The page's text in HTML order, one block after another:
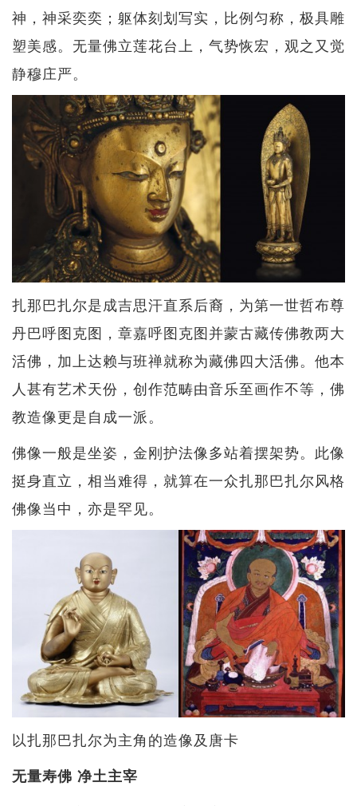
神，神采奕奕；躯体刻划写实，比例匀称，极具雕
塑美感。无量佛立莲花台上，气势恢宏，观之又觉
静穆庄严。
扎那巴扎尔是成吉思汗直系后裔，为第一世哲布尊
丹巴呼图克图，章嘉呼图克图并蒙古藏传佛教两大
活佛，加上达赖与班禅就称为藏佛四大活佛。他本
人甚有艺术天份，创作范畴由音乐至画作不等，佛
教造像更是自成一派。
佛像一般是坐姿，金刚护法像多站着摆架势。此像
挺身直立，相当难得，就算在一众扎那巴扎尔风格
佛像当中，亦是罕见。​
以扎那巴扎尔为主角的造像及唐卡
无量寿佛 净土主宰